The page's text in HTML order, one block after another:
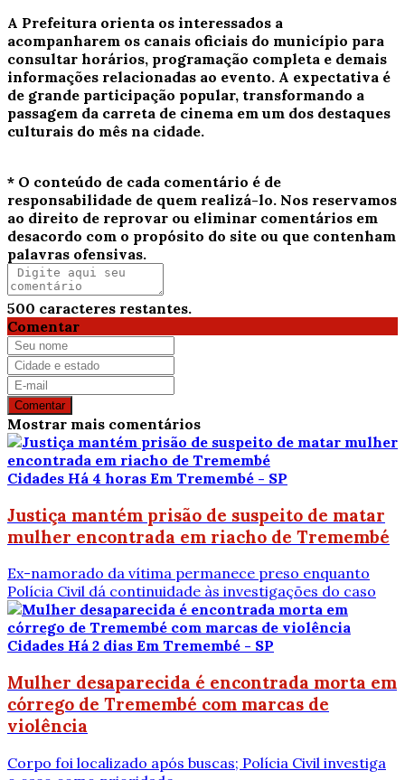
A Prefeitura orienta os interessados a
acompanharem os canais oficiais do município para
consultar horários, programação completa e demais
informações relacionadas ao evento. A expectativa é
de grande participação popular, transformando a
passagem da carreta de cinema em um dos destaques
culturais do mês na cidade.
* O conteúdo de cada comentário é de
responsabilidade de quem realizá-lo. Nos reservamos
ao direito de reprovar ou eliminar comentários em
desacordo com o propósito do site ou que contenham
palavras ofensivas.
500 caracteres restantes.
Comentar
Comentar
Mostrar mais comentários
Cidades Há 4 horas Em Tremembé - SP
Justiça mantém prisão de suspeito de matar
mulher encontrada em riacho de Tremembé
Ex-namorado da vítima permanece preso enquanto
Polícia Civil dá continuidade às investigações do caso
Cidades Há 2 dias Em Tremembé - SP
Mulher desaparecida é encontrada morta em
córrego de Tremembé com marcas de
violência
Corpo foi localizado após buscas; Polícia Civil investiga